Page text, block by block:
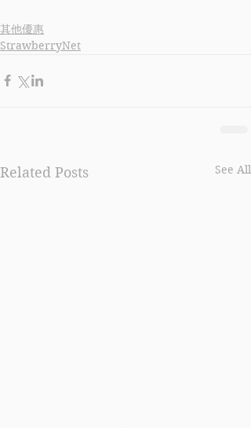
其他優惠
StrawberryNet
Related Posts See All